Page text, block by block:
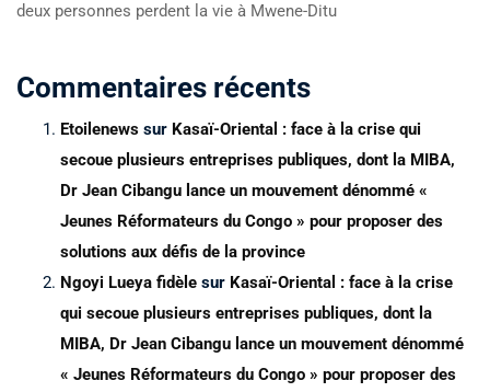
deux personnes perdent la vie à Mwene-Ditu
Commentaires récents
Etoilenews sur Kasaï-Oriental : face à la crise qui
secoue plusieurs entreprises publiques, dont la MIBA,
Dr Jean Cibangu lance un mouvement dénommé «
Jeunes Réformateurs du Congo » pour proposer des
solutions aux défis de la province
Ngoyi Lueya fidèle sur Kasaï-Oriental : face à la crise
qui secoue plusieurs entreprises publiques, dont la
MIBA, Dr Jean Cibangu lance un mouvement dénommé
« Jeunes Réformateurs du Congo » pour proposer des